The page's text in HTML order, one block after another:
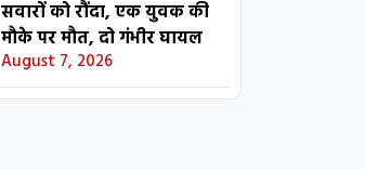
सवारों को रौंदा, एक युवक की
मौके पर मौत, दो गंभीर घायल
August 7, 2026